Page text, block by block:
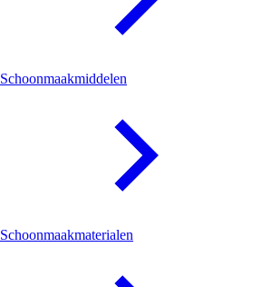
Schoonmaakmiddelen
Schoonmaakmaterialen